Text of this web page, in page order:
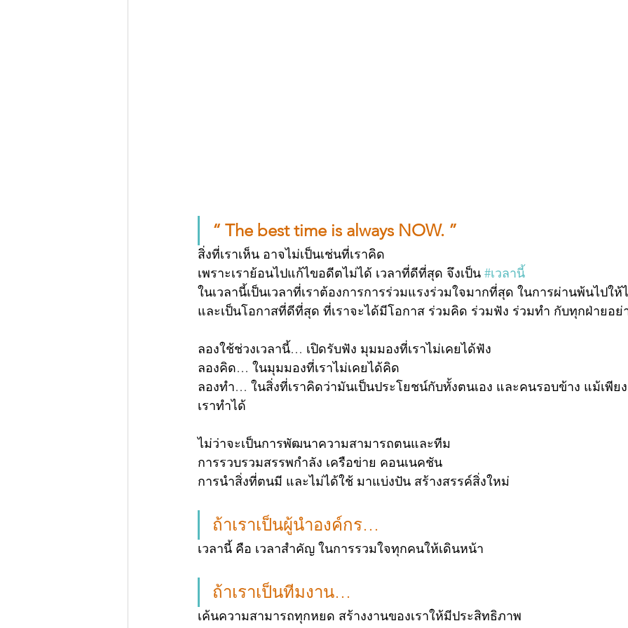
“ The best time is always NOW. ”
สิ่งที่เราเห็น อาจไม่เป็นเช่นที่เราคิด
เพราะเราย้อนไปแก้ไขอดีตไม่ได้ เวลาที่ดีที่สุด จึงเป็น #เวลานี้
ในเวลานี้เป็นเวลาที่เราต้องการการร่วมแรงร่วมใจมากที่สุด ในการผ่านพ้นไปให้
และเป็นโอกาสที่ดีที่สุด ที่เราจะได้มีโอกาส ร่วมคิด ร่วมฟัง ร่วมทำ กับทุกฝ่ายอย่
ลองใช้ช่วงเวลานี้… เปิดรับฟัง มุมมองที่เราไม่เคยได้ฟัง
ลองคิด… ในมุมมองที่เราไม่เคยได้คิด
ลองทำ… ในสิ่งที่เราคิดว่ามันเป็นประโยชน์กับทั้งตนเอง และคนรอบข้าง แม้เพีย
เราทำได้
ไม่ว่าจะเป็นการพัฒนาความสามารถตนและทีม
การรวบรวมสรรพกำลัง เครือข่าย คอนเนคชัน
การนำสิ่งที่ตนมี และไม่ได้ใช้ มาแบ่งปัน สร้างสรรค์สิ่งใหม่
ถ้าเราเป็นผู้นำองค์กร…
เวลานี้ คือ เวลาสำคัญ ในการรวมใจทุกคนให้เดินหน้า
ถ้าเราเป็นทีมงาน…
เค้นความสามารถทุกหยด สร้างงานของเราให้มีประสิทธิภาพ